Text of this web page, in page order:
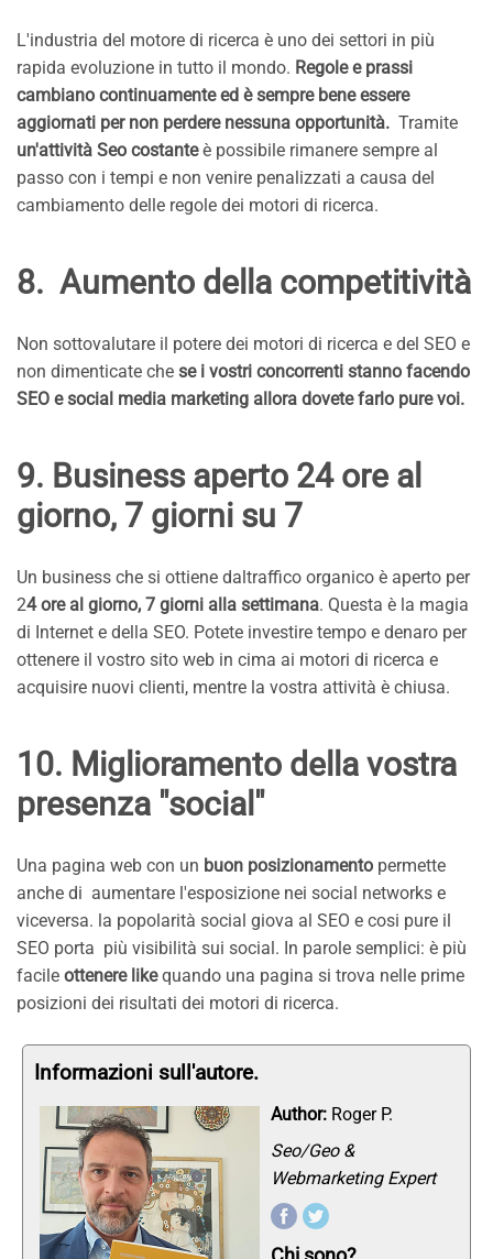
L'industria del motore di ricerca è uno dei settori in più
rapida evoluzione in tutto il mondo. Regole e prassi
cambiano continuamente ed è sempre bene essere
aggiornati per non perdere nessuna opportunità. Tramite
un'attività Seo costanteè possibile rimanere sempre al
passo con i tempi e non venire penalizzati a causa del
cambiamento delle regole dei motori di ricerca.
8. Aumento della competitività
Non sottovalutare il potere dei motori di ricerca e del SEO e
non dimenticate che se i vostri concorrenti stanno facendo
SEO e social media marketing allora dovete farlo pure voi.
9. Business aperto 24 ore al
giorno, 7 giorni su 7
Un business che si ottiene daltraffico organico è aperto per
24 ore al giorno, 7 giorni alla settimana. Questa è la magia
di Internet e della SEO. Potete investire tempo e denaro per
ottenere il vostro sito web in cima ai motori di ricerca e
acquisire nuovi clienti, mentre la vostra attività è chiusa.
10. Miglioramento della vostra
presenza "social"
Una pagina web con un buon posizionamento permette
anche di aumentare l'esposizione nei social networks e
viceversa. la popolarità social giova al SEO e cosi pure il
SEO porta più visibilità sui social. In parole semplici: è più
facile ottenere likequando una pagina si trova nelle prime
posizioni dei risultati dei motori di ricerca.
Informazioni sull'autore.
Author: Roger P.
Seo/Geo &
Webmarketing Expert